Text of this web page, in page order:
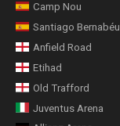
Camp Nou
Santiago Bernabéu
Anfield Road
Etihad
Old Trafford
Juventus Arena